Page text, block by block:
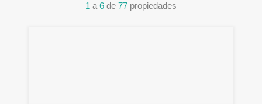
1 a 6 de 77 propiedades